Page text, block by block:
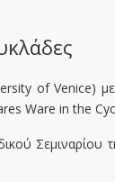
of Venice)
Ware in the
Σεμιναρίου